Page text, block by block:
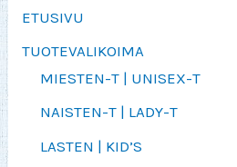
ETUSIVU
TUOTEVALIKOIMA
MIESTEN-T | UNISEX-T
NAISTEN-T | LADY-T
LASTEN | KID’S